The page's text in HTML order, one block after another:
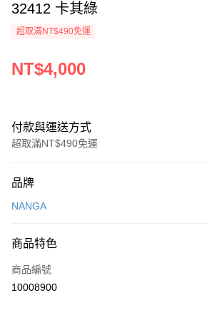
32412 卡其綠
超取滿NT$490免運
NT$4,000
付款與運送方式
超取滿NT$490免運
信用卡一次付款
3 期 0 利率 每期
合作金庫商業銀行
上海商業儲蓄銀行
超商取貨付款
LINE Pay
品牌
NANGA
商品特色
商品編號
10008900